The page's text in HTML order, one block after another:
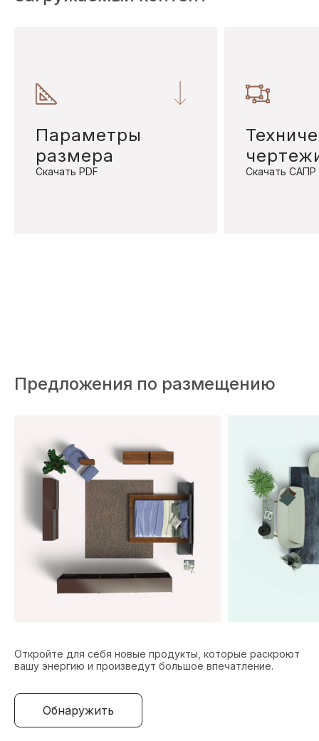
Параметры
размера
Скачать PDF Скачать САПР
Предложения по размещению
Откройте для себя новые продукты, которые раскроют
вашу энергию и произведут большое впечатление.
Обнаружить